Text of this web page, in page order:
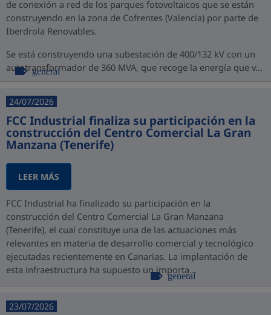
de conexión a red de los parques fotovoltaicos que se están
construyendo en la zona de Cofrentes (Valencia) por parte de
Iberdrola Renovables.
Se está construyendo una subestación de 400/132 kV con un
autotransformador de 360 MVA, que recoge la energía que v...
general
24/07/2026
FCC Industrial finaliza su participación en la
construcción del Centro Comercial La Gran
Manzana (Tenerife)
LEER MÁS
FCC Industrial ha finalizado su participación en la
construcción del Centro Comercial La Gran Manzana
(Tenerife), el cual constituye una de las actuaciones más
relevantes en materia de desarrollo comercial y tecnológico
ejecutadas recientemente en Canarias. La implantación de
esta infraestructura ha supuesto un importa...
general
23/07/2026